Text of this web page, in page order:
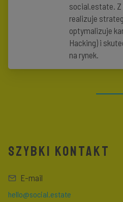
social.estate.
realizuje
optymalizuje
Hacking) i
na rynek.
SZYBKI KONTAKT
E-mail
hello@social.estate